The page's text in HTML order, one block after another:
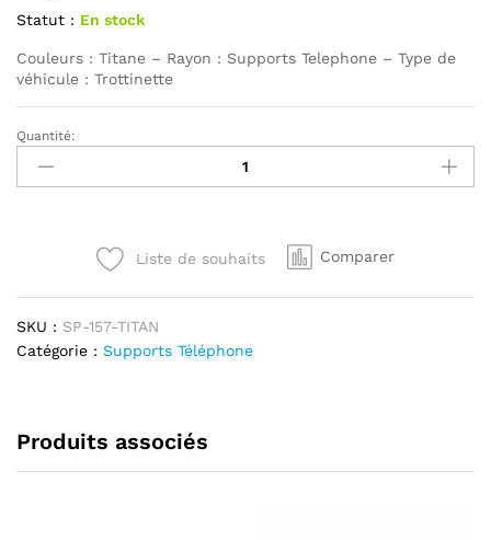
Statut : En stock
Couleurs : Titane – Rayon : Supports Telephone – Type de
véhicule : Trottinette
Support
téléphone
GUB
Quantité:
Liste de souhaits Comparer
SKU : SP-157-TITAN
Catégorie : Supports Téléphone
Produits associés